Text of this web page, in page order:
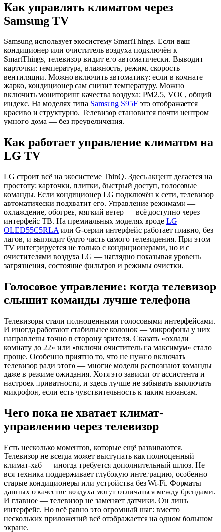
Как управлять климатом через
Samsung TV
Samsung использует экосистему SmartThings. Если ваш
кондиционер или очиститель воздуха подключён к
SmartThings, телевизор видит его автоматически. Выводит
карточки: температура, влажность, режим, скорость
вентиляции. Можно включить автоматику: если в комнате
жарко, кондиционер сам снизит температуру. Можно
включить мониторинг качества воздуха: PM2.5, VOC, общий
индекс. На моделях типа Samsung S95F это отображается
красиво и структурно. Телевизор становится почти центром
умного дома — без преувеличения.
Как работает управление климатом на
LG TV
LG строит всё на экосистеме ThinQ. Здесь акцент делается на
простоту: карточки, плитки, быстрый доступ, голосовые
команды. Если кондиционер LG подключён к сети, телевизор
автоматически подхватит его. Управление режимами —
охлаждение, обогрев, мягкий ветер — всё доступно через
интерфейс ТВ. На премиальных моделях вроде LG
OLED55C5RLA или G-серии интерфейс работает плавно, без
лагов, и выглядит будто часть самого телевидения. При этом
TV интегрируется не только с кондиционерами, но и с
очистителями воздуха LG — наглядно показывая уровень
загрязнения, состояние фильтров и режимы очистки.
Голосовое управление: когда телевизор
слышит команды лучше телефона
Телевизоры стали полноценными голосовыми интерфейсами.
И иногда работают стабильнее колонок — микрофоны у них
направлены точно в сторону зрителя. Сказать «охлади
комнату до 22» или «включи очиститель на максимум» стало
проще. Особенно приятно то, что не нужно включать
телевизор ради этого — многие модели распознают команды
даже в режиме ожидания. Хотя это зависит от ассистента и
настроек приватности, и здесь лучше не забывать выключать
микрофон, если есть чувствительность к таким нюансам.
Чего пока не хватает климат-
управлению через телевизор
Есть несколько моментов, которые ещё развиваются.
Телевизор не всегда может выступать как полноценный
климат-хаб — иногда требуется дополнительный шлюз. Не
вся техника поддерживает глубокую интеграцию, особенно
старые кондиционеры или устройства без Wi-Fi. Форматы
данных о качестве воздуха могут отличаться между брендами.
И главное — телевизор не заменяет датчики. Он лишь
интерфейс. Но всё равно это огромный шаг: вместо
нескольких приложений всё отображается на одном большом
экране.